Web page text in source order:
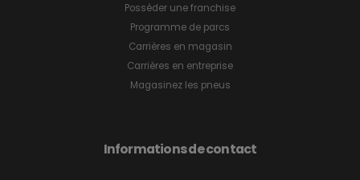
Posséder une franchise
Programme de parcs
Carrières en magasin
Carrières en entreprise
Magasinez les pneus
Informations de contact